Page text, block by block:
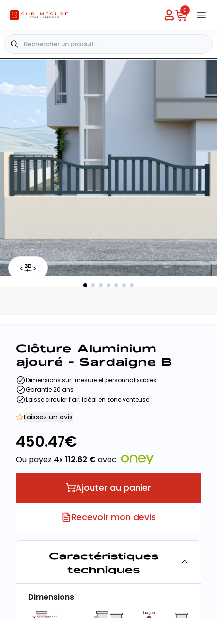
Besoin d'aide
0
Clôture Aluminium
ajouré - Sardaigne B
Dimensions sur-mesure et personnalisables
Garantie 20 ans
Laisse circuler l’air, idéal en zone venteuse
Laissez un avis
450.47€
Ou payez 4x112.62 € avec
Ajouter au panier
Recevoir mon devis
Caractéristiques
techniques
Dimensions